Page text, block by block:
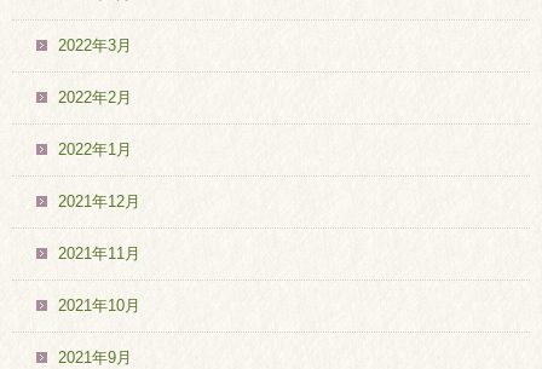
2022年3月
2022年2月
2022年1月
2021年12月
2021年11月
2021年10月
2021年9月